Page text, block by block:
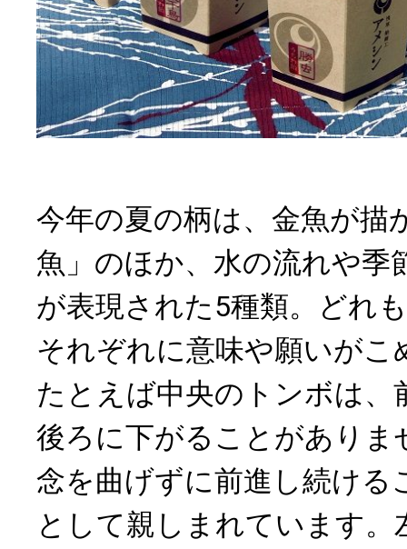
今年の夏の柄は、金魚が描
魚」のほか、水の流れや季
が表現された5種類。どれ
それぞれに意味や願いがこ
たとえば中央のトンボは、
後ろに下がることがありま
念を曲げずに前進し続ける
として親しまれています。